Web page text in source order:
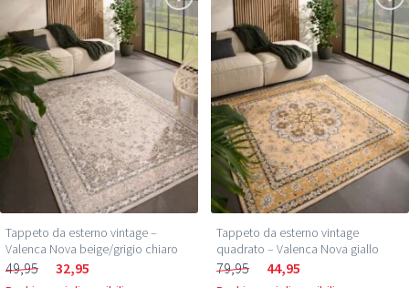
Tappeto da esterno vintage –
Valenca Nova beige/grigio chiaro
49,95 32,95
Tappeto da esterno vintage
quadrato – Valenca Nova giallo
79,95 44,95